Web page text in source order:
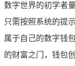
数字世界的初学者
只需按照系统的提
属于自己的数字钱
的财富之门，钱包